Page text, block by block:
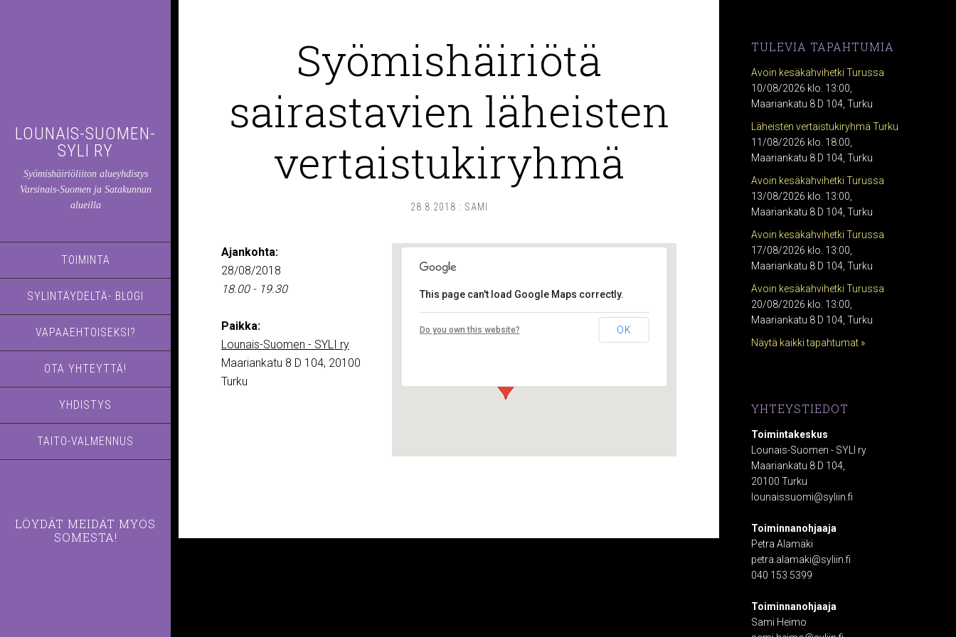
LOUNAIS-SUOMEN-
SYLI RY
Syömishäiriöliiton alueyhdistys
Varsinais-Suomen ja Satakunnan
alueilla
TOIMINTA
SYLINTÄYDELTÄ- BLOGI
VAPAAEHTOISEKSI?
OTA YHTEYTTÄ!
YHDISTYS
TAITO-VALMENNUS
LÖYDÄT MEIDÄT MYÖS
SOMESTA!
Syömishäiriötä
sairastavien läheisten
vertaistukiryhmä
28.8.2018 : SAMI
Lounais-Suomen – SYLI ry
Maariankatu 8 D 104 - Turku
This page can't load Google Maps correctly.
Do you own this website? OK
Ajankohta:
28/08/2018
18.00 - 19.30
Paikka:
Lounais-Suomen - SYLI ry
Maariankatu 8 D 104, 20100
Turku
TULEVIA TAPAHTUMIA
Avoin kesäkahvihetki Turussa
10/08/2026 klo. 13:00,
Maariankatu 8 D 104, Turku
Läheisten vertaistukiryhmä Turku
11/08/2026 klo. 18:00,
Maariankatu 8 D 104, Turku
Avoin kesäkahvihetki Turussa
13/08/2026 klo. 13:00,
Maariankatu 8 D 104, Turku
Avoin kesäkahvihetki Turussa
17/08/2026 klo. 13:00,
Maariankatu 8 D 104, Turku
Avoin kesäkahvihetki Turussa
20/08/2026 klo. 13:00,
Maariankatu 8 D 104, Turku
Näytä kaikki tapahtumat »
YHTEYSTIEDOT
Toimintakeskus
Lounais-Suomen - SYLI ry
Maariankatu 8 D 104,
20100 Turku
lounaissuomi@syliin.fi
Toiminnanohjaaja
Petra Alamäki
petra.alamaki@syliin.fi
040 153 5399
Toiminnanohjaaja
Sami Heimo